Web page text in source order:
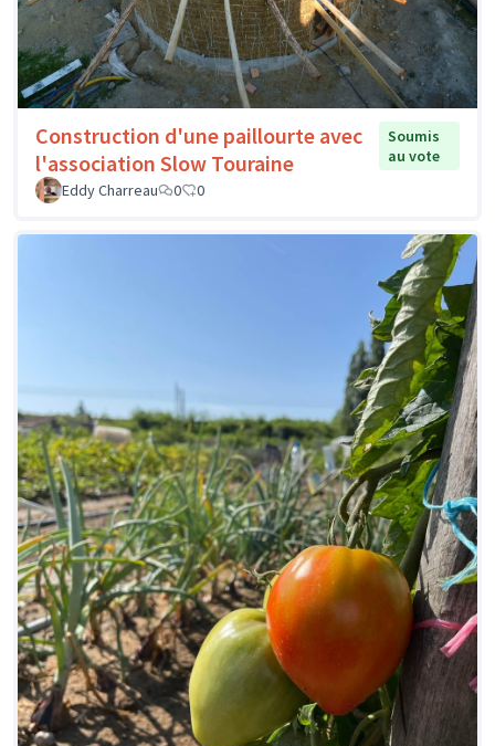
Construction d'une paillourte avec
l'association Slow Touraine
Soumis
au vote
Eddy Charreau
0 0